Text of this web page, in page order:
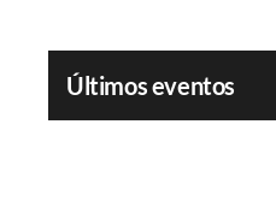
Últimos eventos